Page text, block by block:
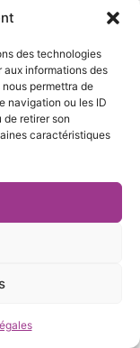
des technologies
informations des
permettra de
navigation ou les ID
de retirer son
caractéristiques
76 03 19 20
web Grenoble